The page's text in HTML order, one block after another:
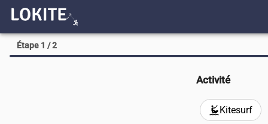
Étape 1 / 2
Activité
kitesurfingKitesurf